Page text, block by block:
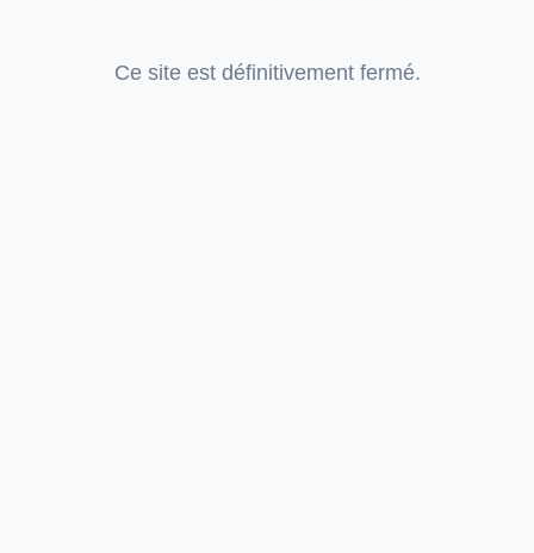
Ce site est définitivement fermé.